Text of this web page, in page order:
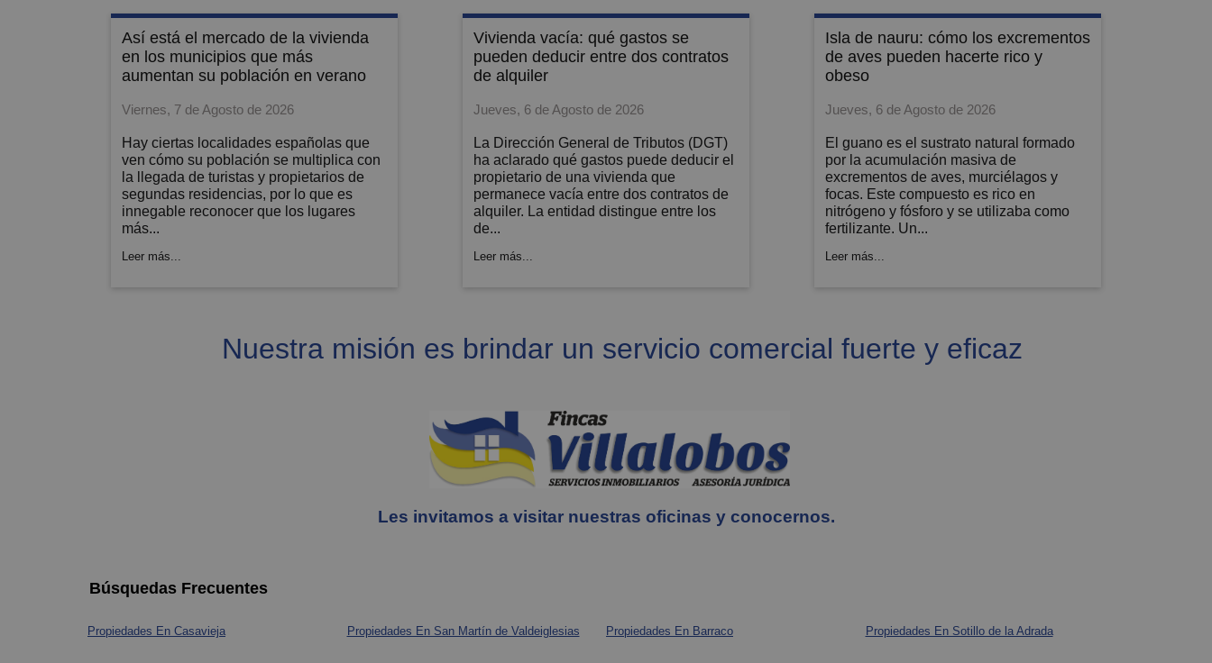
así está el mercado de la vivienda
en los municipios que más
aumentan su población en verano
Viernes, 7 de Agosto de 2026
Hay ciertas localidades españolas que
ven cómo su población se multiplica con
la llegada de turistas y propietarios de
segundas residencias, por lo que es
innegable reconocer que los lugares
más...
Leer más...
vivienda vacía: qué gastos se
pueden deducir entre dos contratos
de alquiler
Jueves, 6 de Agosto de 2026
La Dirección General de Tributos (DGT)
ha aclarado qué gastos puede deducir el
propietario de una vivienda que
permanece vacía entre dos contratos de
alquiler. La entidad distingue entre los
de...
Leer más...
isla de nauru: cómo los excrementos
de aves pueden hacerte rico y
obeso
Jueves, 6 de Agosto de 2026
El guano es el sustrato natural formado
por la acumulación masiva de
excrementos de aves, murciélagos y
focas. Este compuesto es rico en
nitrógeno y fósforo y se utilizaba como
fertilizante. Un...
Leer más...
Nuestra misión es brindar un servicio comercial fuerte y eficaz
Les invitamos a visitar nuestras oficinas y conocernos.
Búsquedas Frecuentes
Propiedades En Casavieja Propiedades En San Martín de Valdeiglesias Propiedades En Barraco Propiedades En Sotillo de la Adrada